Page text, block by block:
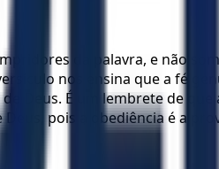
da palavra, e não
nos ensina que a fé
Deus. É um lembrete de que
pois a obediência é a